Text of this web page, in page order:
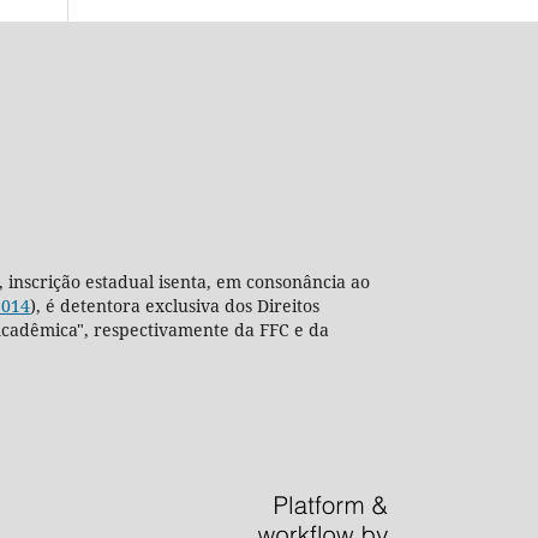
inscrição estadual isenta, em consonância ao
), é detentora exclusiva dos Direitos
respectivamente da FFC e da